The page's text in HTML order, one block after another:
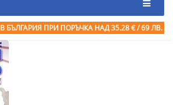
БЪЛГАРИЯ ПРИ ПОРЪЧКА НАД 35.28 € / 69 ЛВ.